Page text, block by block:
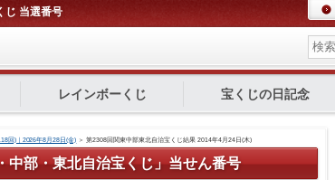
じ 当選番号
レインボーくじ 宝くじの日記念
回)｜2026年8月28日(金) ＞第2308回関東中部東北自治宝くじ結果 2014年4月24日(木)
中部・東北自治宝くじ」当せん番号